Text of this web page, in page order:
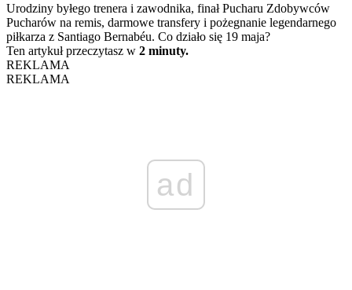
Urodziny byłego trenera i zawodnika, finał Pucharu Zdobywców
Pucharów na remis, darmowe transfery i pożegnanie legendarnego
piłkarza z Santiago Bernabéu. Co działo się 19 maja?
Ten artykuł przeczytasz w 2 minuty.
REKLAMA
REKLAMA
ad